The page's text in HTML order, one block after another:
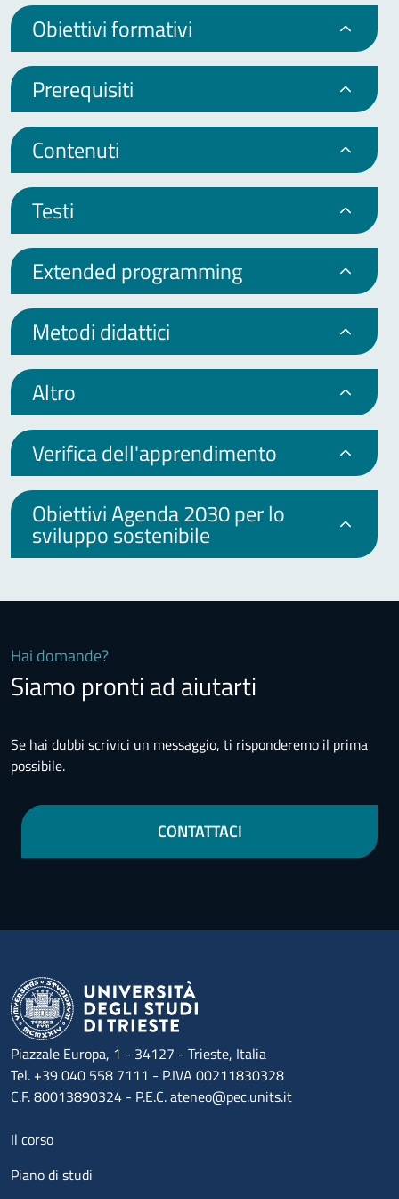
Obiettivi formativi
Prerequisiti
Contenuti
Testi
Extended programming
Metodi didattici
Altro
Verifica dell'apprendimento
Obiettivi Agenda 2030 per lo
sviluppo sostenibile
Hai domande?
Siamo pronti ad aiutarti
Se hai dubbi scrivici un messaggio, ti risponderemo il prima
possibile.
CONTATTACI
Piazzale Europa, 1 - 34127 - Trieste, Italia
Tel. +39 040 558 7111 - P.IVA 00211830328
C.F. 80013890324 - P.E.C. ateneo@pec.units.it
Menu footer 1
Il corso
Piano di studi